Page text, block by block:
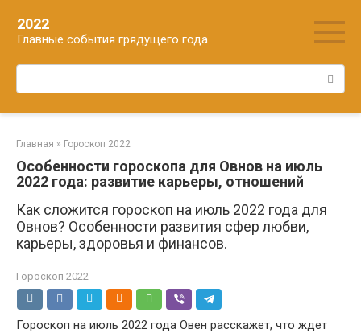
контенту
2022
Главные события грядущего года
Главная » Гороскоп 2022
Особенности гороскопа для Овнов на июль
2022 года: развитие карьеры, отношений
Как сложится гороскоп на июль 2022 года для
Овнов? Особенности развития сфер любви,
карьеры, здоровья и финансов.
Гороскоп 2022
Гороскоп на июль 2022 года Овен расскажет, что ждет